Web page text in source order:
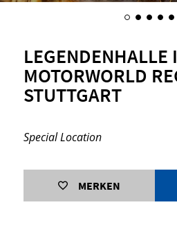
LEGENDENHALLE
MOTORWORLD
STUTTGART
Special Location
MERKEN